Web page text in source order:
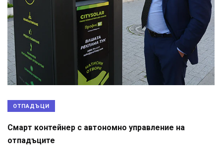
ОТПАДЪЦИ
Смарт контейнер с автономно управление на
отпадъците